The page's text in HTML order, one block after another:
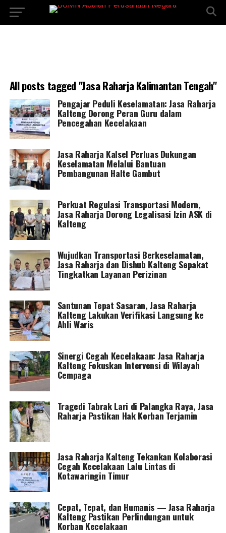
All posts tagged "Jasa Raharja Kalimantan Tengah"
Pengajar Peduli Keselamatan: Jasa Raharja
Kalteng Dorong Peran Guru dalam
Pencegahan Kecelakaan
Jasa Raharja Kalsel Perluas Dukungan
Keselamatan Melalui Bantuan
Pembangunan Halte Gambut
Perkuat Regulasi Transportasi Modern,
Jasa Raharja Dorong Legalisasi Izin ASK di
Kalteng
Wujudkan Transportasi Berkeselamatan,
Jasa Raharja dan Dishub Kalteng Sepakat
Tingkatkan Layanan Perizinan
Santunan Tepat Sasaran, Jasa Raharja
Kalteng Lakukan Verifikasi Langsung ke
Ahli Waris
Sinergi Cegah Kecelakaan: Jasa Raharja
Kalteng Fokuskan Intervensi di Wilayah
Cempaga
Tragedi Tabrak Lari di Palangka Raya, Jasa
Raharja Pastikan Hak Korban Terjamin
Jasa Raharja Kalteng Tekankan Kolaborasi
Cegah Kecelakaan Lalu Lintas di
Kotawaringin Timur
Cepat, Tepat, dan Humanis — Jasa Raharja
Kalteng Pastikan Perlindungan untuk
Korban Kecelakaan